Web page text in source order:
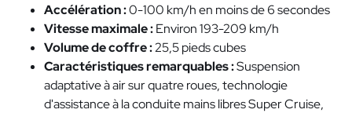
Accélération :0-100 km/h en moins de 6 secondes
Vitesse maximale :Environ 193-209 km/h
Volume de coffre :25,5 pieds cubes
Caractéristiques remarquables :Suspension
adaptative à air sur quatre roues, technologie
d'assistance à la conduite mains libres Super Cruise,